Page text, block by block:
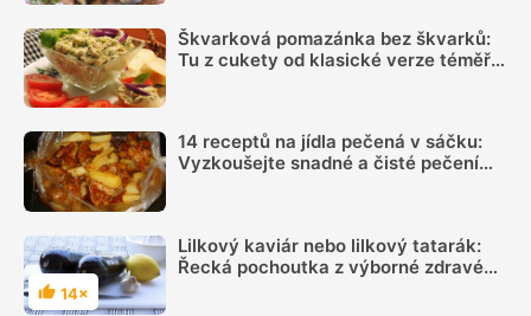
Škvarková pomazánka bez škvarků:
Tu z cukety od klasické verze téměř
14 receptů na jídla pečená v sáčku:
Vyzkoušejte snadné a čisté pečení
Hodnocení
14×
Lilkový kaviár nebo lilkový tatarák:
Řecká pochoutka z výborné zdravé